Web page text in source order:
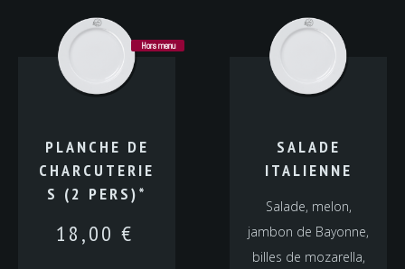
Hors menu
PLANCHE DE
CHARCUTERIE
S (2 PERS)*
18,00 €
SALADE
ITALIENNE
Salade, melon,
jambon de Bayonne,
billes de mozarella,